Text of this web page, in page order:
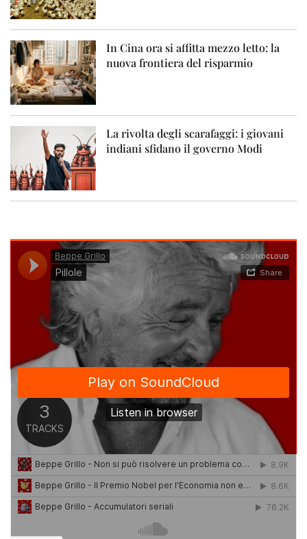
In Cina ora si affitta mezzo letto: la
nuova frontiera del risparmio
La rivolta degli scarafaggi: i giovani
indiani sfidano il governo Modi